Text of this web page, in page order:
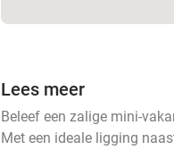
Lees meer
Beleef een zalige mini-
Met een ideale ligging